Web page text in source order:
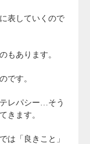
表していくので
もあります。
です。
レパシー…そう
きます。
は「良きこと」